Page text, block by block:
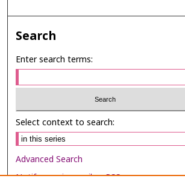
Search
Enter search terms:
Select context to search:
Advanced Search
Notify me via email orRSS